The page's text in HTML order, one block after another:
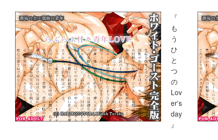
『
も
う
ひ
と
つ
の
Lov
er's
day
』